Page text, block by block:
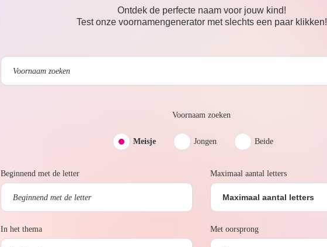
Ontdek de perfecte naam voor jouw kind!
Test onze voornamengenerator met slechts een paar klikken!
Voornaam zoeken
Meisje Jongen Beide
Beginnend met de letter Maximaal aantal letters
Maximaal aantal letters
In het thema Met oorsprong